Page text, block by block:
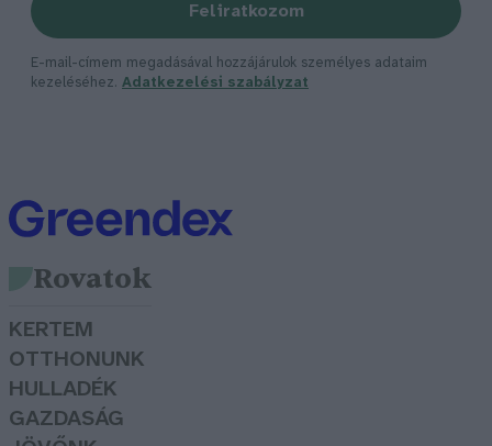
Feliratkozom
E-mail-címem megadásával hozzájárulok személyes adataim
kezeléséhez. Adatkezelési szabályzat
Rovatok
KERTEM
OTTHONUNK
HULLADÉK
GAZDASÁG